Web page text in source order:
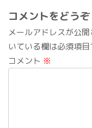
コメントをどうぞ
メールアドレスが公開
いている欄は必須項目
コメント ※